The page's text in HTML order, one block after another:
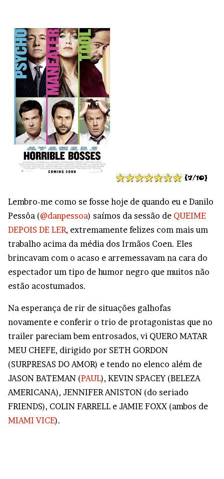
Lembro-me como se fosse hoje de quando eu e Danilo
Pessôa (@danpessoa) saímos da sessão de QUEIME
DEPOIS DE LER, extremamente felizes com mais um
trabalho acima da média dos Irmãos Coen. Eles
brincavam com o acaso e arremessavam na cara do
espectador um tipo de humor negro que muitos não
estão acostumados.
Na esperança de rir de situações galhofas
novamente e conferir o trio de protagonistas que no
trailer pareciam bem entrosados, vi QUERO MATAR
MEU CHEFE, dirigido por SETH GORDON
(SURPRESAS DO AMOR) e tendo no elenco além de
JASON BATEMAN (PAUL), KEVIN SPACEY (BELEZA
AMERICANA), JENNIFER ANISTON (do seriado
FRIENDS), COLIN FARRELL e JAMIE FOXX (ambos de
MIAMI VICE).